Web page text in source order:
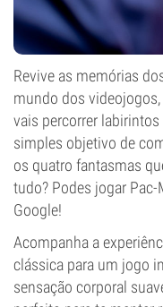
Revive as memórias
mundo dos
vais percorrer
simples objetivo de
os quatro fantasmas
tudo? Podes jogar
Google!
Acompanha a
clássica para um jogo
sensação corporal